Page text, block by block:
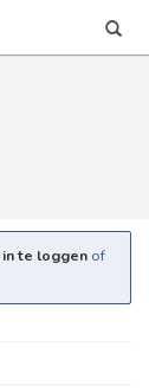
in te loggen of